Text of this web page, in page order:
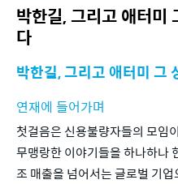
박한길, 그리고 애터미
다
박한길, 그리고 애터미 그
연재에 들어가며
첫걸음은 신용불량자들의 모임
무맹랑한 이야기들을 하나하나
조 매출을 넘어서는 글로벌 기